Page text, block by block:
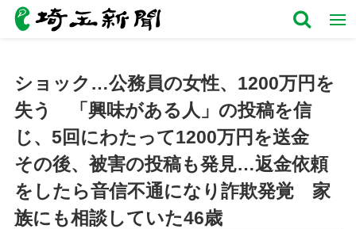
ショック…公務員の女性、1200万円を
失う 「興味がある人」の投稿を信
じ、5回にわたって1200万円を送金
その後、被害の投稿も発見…返金依頼
をしたら音信不通になり詐欺発覚 家
族にも相談していた46歳